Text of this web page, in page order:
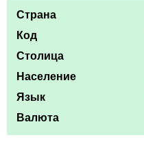
Страна
Код
Столица
Население
Язык
Валюта